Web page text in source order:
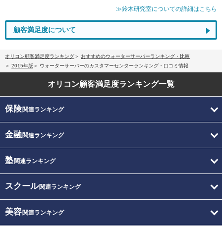
≫鈴木研究室についての詳細はこちら
顧客満足度について
オリコン顧客満足度ランキング
おすすめのウォーターサーバーランキング・比較
2015年版
ウォーターサーバーのカスタマーセンターランキング・口コミ情報
オリコン顧客満足度ランキング一覧
保険関連ランキング
金融関連ランキング
塾関連ランキング
スクール関連ランキング
美容関連ランキング